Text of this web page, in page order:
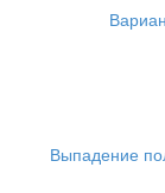
Выпадение